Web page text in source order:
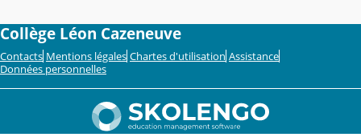
Collège Léon Cazeneuve
Contacts Mentions légales Chartes d'utilisation Assistance
Données personnelles